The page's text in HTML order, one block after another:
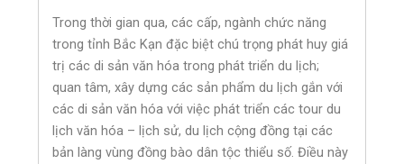
Trong thời gian qua, các cấp, ngành chức năng
trong tỉnh Bắc Kạn đặc biệt chú trọng phát huy giá
trị các di sản văn hóa trong phát triển du lịch;
quan tâm, xây dựng các sản phẩm du lịch gắn với
các di sản văn hóa với việc phát triển các tour du
lịch văn hóa – lịch sử, du lịch cộng đồng tại các
bản làng vùng đồng bào dân tộc thiểu số. Điều này